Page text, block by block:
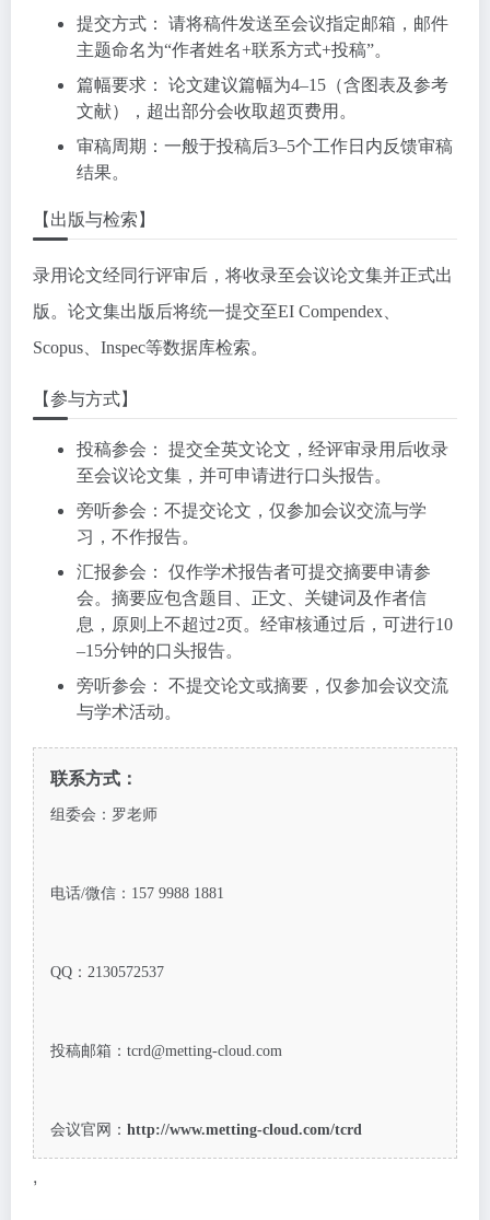
提交方式： 请将稿件发送至会议指定邮箱，邮件
主题命名为“作者姓名+联系方式+投稿”。
篇幅要求： 论文建议篇幅为4–15（含图表及参考
文献），超出部分会收取超页费用。
审稿周期：一般于投稿后3–5个工作日内反馈审稿
结果。
【出版与检索】
录用论文经同行评审后，将收录至会议论文集并正式出
版。论文集出版后将统一提交至EI Compendex、
Scopus、Inspec等数据库检索。
【参与方式】
投稿参会： 提交全英文论文，经评审录用后收录
至会议论文集，并可申请进行口头报告。
旁听参会：不提交论文，仅参加会议交流与学
习，不作报告。
汇报参会： 仅作学术报告者可提交摘要申请参
会。摘要应包含题目、正文、关键词及作者信
息，原则上不超过2页。经审核通过后，可进行10
–15分钟的口头报告。
旁听参会： 不提交论文或摘要，仅参加会议交流
与学术活动。
联系方式：
组委会：罗老师
电话/微信：157 9988 1881
QQ：2130572537
投稿邮箱：tcrd@metting-cloud.com
会议官网： http://www.metting-cloud.com/tcrd
,